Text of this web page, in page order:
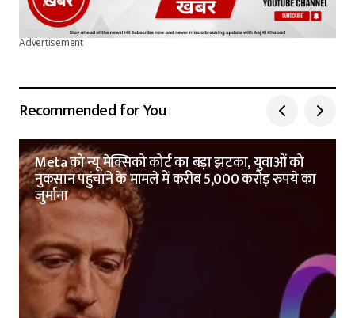
Advertisement
Recommended for You
Meta को न्यू मेक्सिको कोर्ट का बड़ा झटका, युवाओं को
नुकसान पहुंचाने के मामले में करीब 5,000 करोड़ रुपये का
जुर्माना